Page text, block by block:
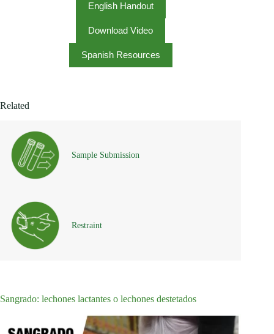
English Handout
Download Video
Spanish Resources
Related
Sample Submission
Restraint
Sangrado: lechones lactantes o lechones destetados